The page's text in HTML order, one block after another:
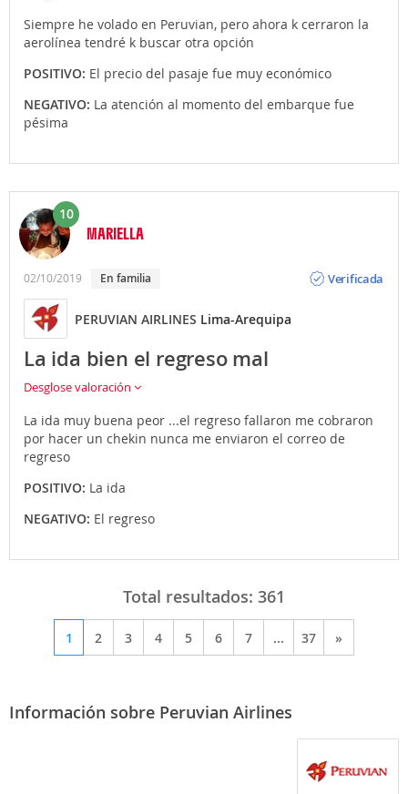
Siempre he volado en Peruvian, pero ahora k cerraron la
aerolínea tendré k buscar otra opción
POSITIVO: El precio del pasaje fue muy económico
NEGATIVO: La atención al momento del embarque fue
pésima
10
MARIELLA
02/10/2019 En familia
Verificada
PERUVIAN AIRLINES Lima-Arequipa
La ida bien el regreso mal
Desglose valoración
La ida muy buena peor ...el regreso fallaron me cobraron
por hacer un chekin nunca me enviaron el correo de
regreso
POSITIVO: La ida
NEGATIVO: El regreso
Total resultados: 361
1 2 3 4 5 6 7 ... 37 »
Información sobre Peruvian Airlines